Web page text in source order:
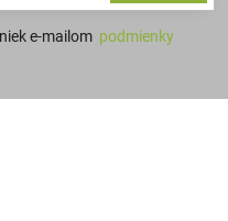
e-mailom podmienky